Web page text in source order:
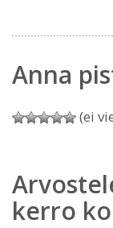
Anna
(ei
kerro